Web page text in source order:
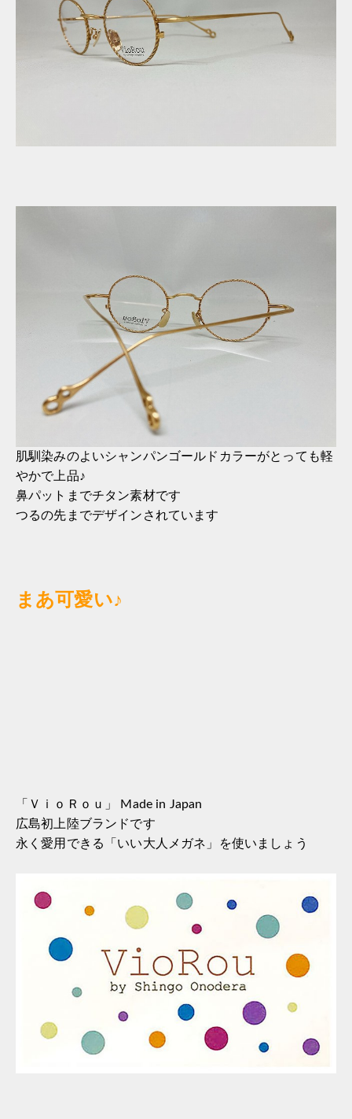
肌馴染みのよいシャンパンゴールドカラーがとっても軽
やかで上品♪
鼻パットまでチタン素材です
つるの先までデザインされています
まあ可愛い♪
「ＶｉｏＲｏｕ」 Made in Japan
広島初上陸ブランドです
永く愛用できる「いい大人メガネ」を使いましょう